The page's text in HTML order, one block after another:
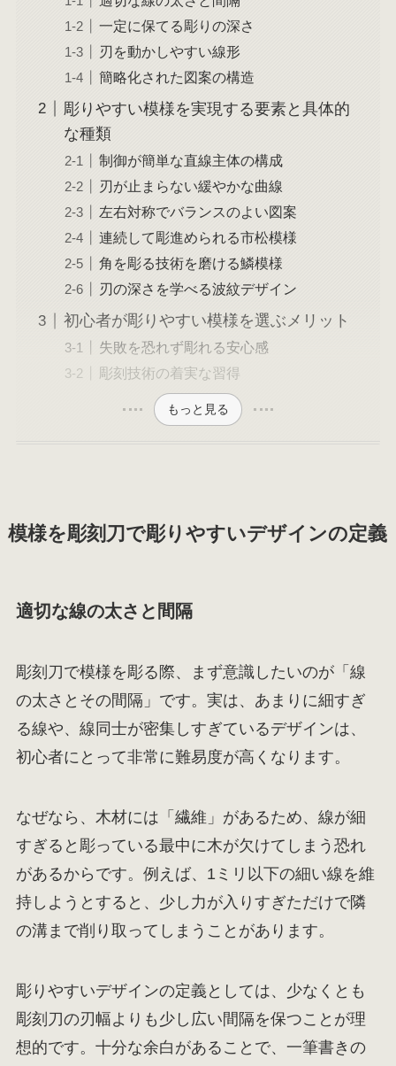
一定に保てる彫りの深さ
刃を動かしやすい線形
簡略化された図案の構造
彫りやすい模様を実現する要素と具体的
な種類
制御が簡単な直線主体の構成
刃が止まらない緩やかな曲線
左右対称でバランスのよい図案
連続して彫進められる市松模様
角を彫る技術を磨ける鱗模様
刃の深さを学べる波紋デザイン
初心者が彫りやすい模様を選ぶメリット
失敗を恐れず彫れる安心感
彫刻技術の着実な習得
もっと見る
模様を彫刻刀で彫りやすいデザインの定義
適切な線の太さと間隔
彫刻刀で模様を彫る際、まず意識したいのが「線
の太さとその間隔」です。実は、あまりに細すぎ
る線や、線同士が密集しすぎているデザインは、
初心者にとって非常に難易度が高くなります。
なぜなら、木材には「繊維」があるため、線が細
すぎると彫っている最中に木が欠けてしまう恐れ
があるからです。例えば、1ミリ以下の細い線を維
持しようとすると、少し力が入りすぎただけで隣
の溝まで削り取ってしまうことがあります。
彫りやすいデザインの定義としては、少なくとも
彫刻刀の刃幅よりも少し広い間隔を保つことが理
想的です。十分な余白があることで、一筆書きの